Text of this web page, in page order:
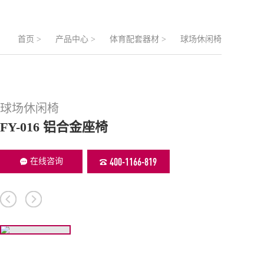
首页 > 产品中心 > 体育配套器材 > 球场休闲椅
球场休闲椅
FY-016 铝合金座椅
在线咨询 400-1166-819